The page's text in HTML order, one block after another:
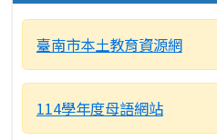
臺南市本土教育資源網
114學年度母語網站